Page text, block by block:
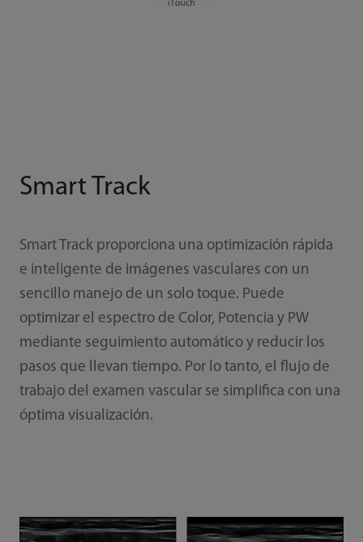
Smart Track
Smart Track proporciona una optimización rápida
e inteligente de imágenes vasculares con un
sencillo manejo de un solo toque. Puede
optimizar el espectro de Color, Potencia y PW
mediante seguimiento automático y reducir los
pasos que llevan tiempo. Por lo tanto, el flujo de
trabajo del examen vascular se simplifica con una
óptima visualización.